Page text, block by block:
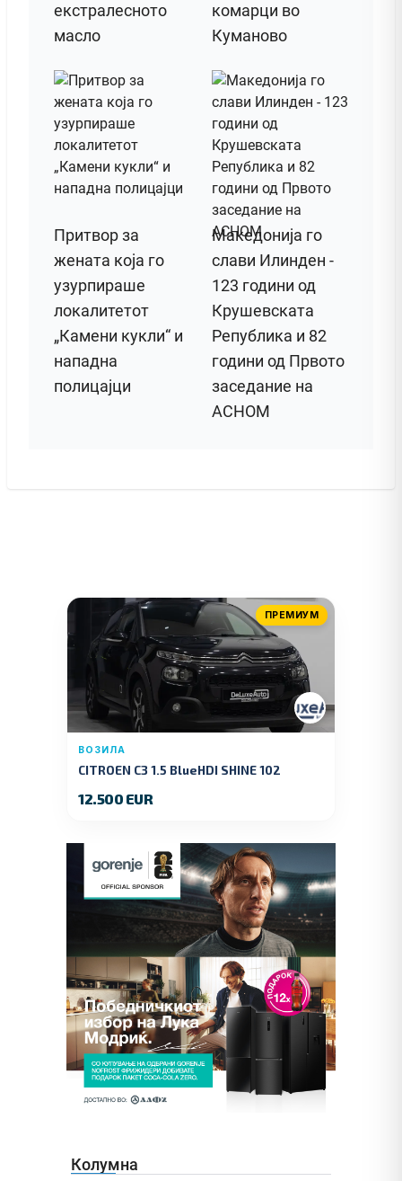
екстралесното
масло
комарци во
Куманово
Притвор за
жената која го
узурпираше
локалитетот
„Камени кукли“ и
нападна
полицајци
Македонија го
слави Илинден -
123 години од
Крушевската
Република и 82
години од Првото
заседание на
АСНОМ
ПРЕМИУМ
ВОЗИЛА
CITROEN C3 1.5 BlueHDI SHINE 102
12.500 EUR
Колумна